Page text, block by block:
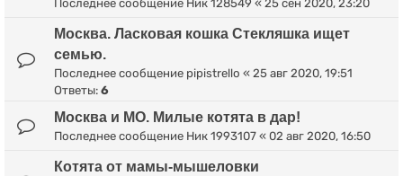
Последнее сообщение Ник 128549 « 25 сен 2020, 23:20
Москва. Ласковая кошка Стекляшка ищет
семью.
Последнее сообщение pipistrello « 25 авг 2020, 19:51
Ответы: 6
Москва и МО. Милые котята в дар!
Последнее сообщение Ник 1993107 « 02 авг 2020, 16:50
Котята от мамы-мышеловки